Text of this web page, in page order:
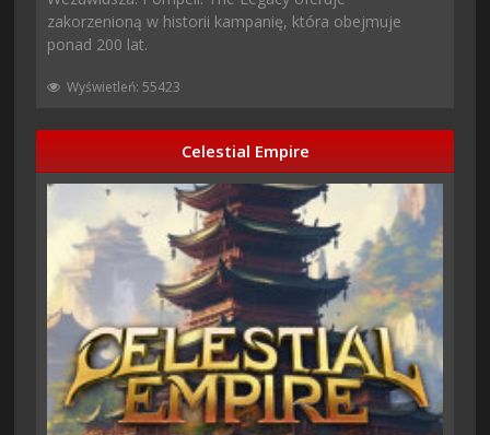
zakorzenioną w historii kampanię, która obejmuje
ponad 200 lat.
Wyświetleń: 55423
Celestial Empire